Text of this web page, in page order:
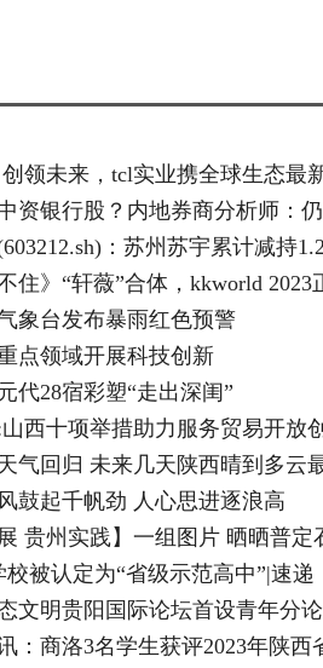
领未来，tcl实业携全球生态最
资银行股？内地券商分析师：
：苏州苏宇累计减持
住》“轩薇”合体，kkworld
象台发布暴雨红色预警
点领域开展科技创新
代28宿彩塑“走出深闺”
西十项举措助力服务贸易开放
气回归 未来几天陕西晴到多云
鼓起千帆劲 人心思进逐浪高
展 贵州实践】一组图片 晒晒普
校被认定为“省级示范高中”|速递
文明贵阳国际论坛首设青年分
：商洛3名学生获评2023年陕西